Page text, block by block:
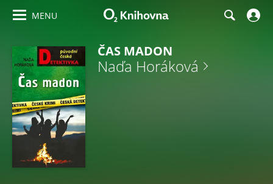
MENU
ČAS MADON
Naďa Horáková